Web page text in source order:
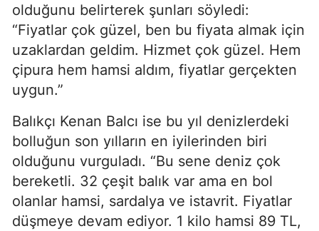
olduğunu belirterek şunları söyledi:
“Fiyatlar çok güzel, ben bu fiyata almak için
uzaklardan geldim. Hizmet çok güzel. Hem
çipura hem hamsi aldım, fiyatlar gerçekten
uygun.”
Balıkçı Kenan Balcı ise bu yıl denizlerdeki
bolluğun son yılların en iyilerinden biri
olduğunu vurguladı. “Bu sene deniz çok
bereketli. 32 çeşit balık var ama en bol
olanlar hamsi, sardalya ve istavrit. Fiyatlar
düşmeye devam ediyor. 1 kilo hamsi 89 TL,